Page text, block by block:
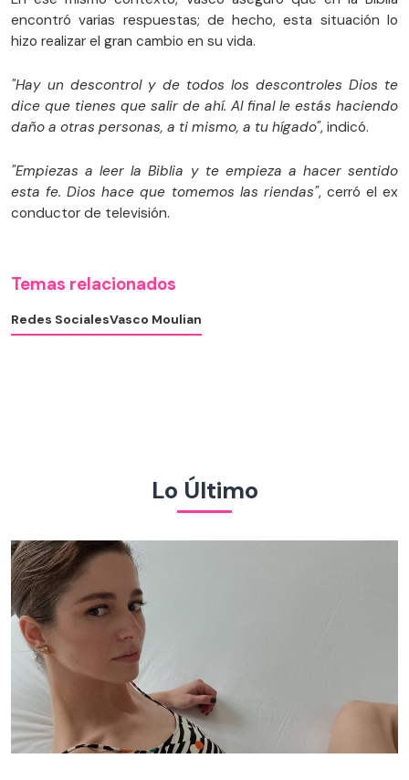
encontró varias respuestas; de hecho, esta situación lo
hizo realizar el gran cambio en su vida.
"Hay un descontrol y de todos los descontroles Dios te
dice que tienes que salir de ahí. Al final le estás haciendo
daño a otras personas, a ti mismo, a tu hígado", indicó.
"Empiezas a leer la Biblia y te empieza a hacer sentido
esta fe. Dios hace que tomemos las riendas", cerró el ex
conductor de televisión.
Temas relacionados
Redes SocialesVasco Moulian
Lo Último